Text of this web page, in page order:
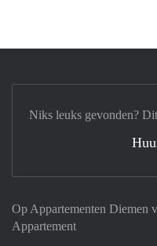
Op Appartementen Diemen
Appartement
Niks leuks gevonden?